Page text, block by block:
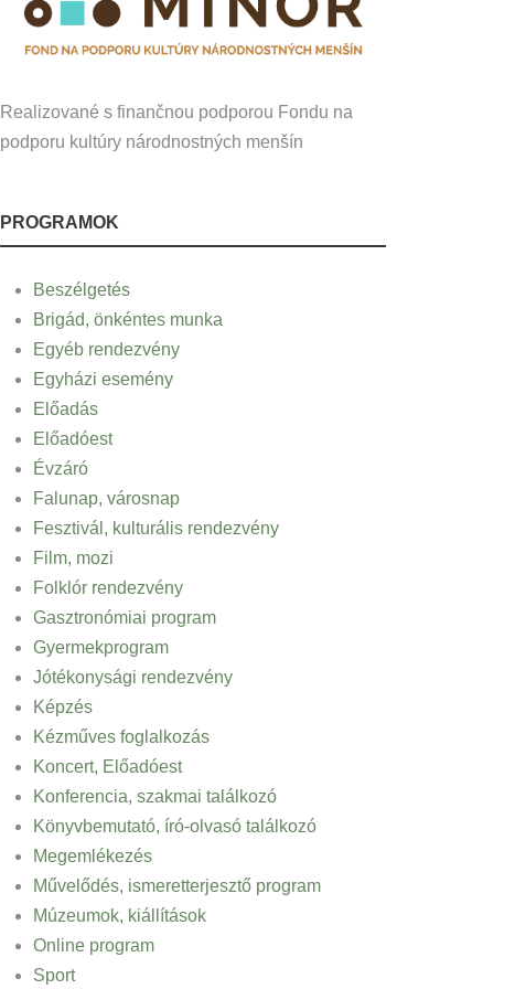
Realizované s finančnou podporou Fondu na
podporu kultúry národnostných menšín
PROGRAMOK
Beszélgetés
Brigád, önkéntes munka
Egyéb rendezvény
Egyházi esemény
Előadás
Előadóest
Évzáró
Falunap, városnap
Fesztivál, kulturális rendezvény
Film, mozi
Folklór rendezvény
Gasztronómiai program
Gyermekprogram
Jótékonysági rendezvény
Képzés
Kézműves foglalkozás
Koncert, Előadóest
Konferencia, szakmai találkozó
Könyvbemutató, író-olvasó találkozó
Megemlékezés
Művelődés, ismeretterjesztő program
Múzeumok, kiállítások
Online program
Sport